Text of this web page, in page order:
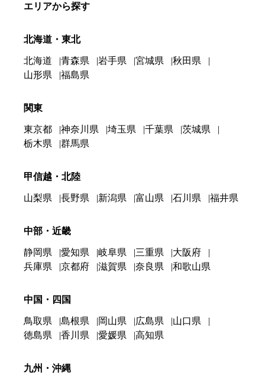
エリアから探す
北海道・東北
北海道 青森県 岩手県 宮城県
秋田県
山形県
福島県
関東
東京都 神奈川県 埼玉県 千葉県
茨城県
栃木県
群馬県
甲信越・北陸
山梨県 長野県 新潟県 富山県 石川県 福井県
中部・近畿
静岡県 愛知県 岐阜県 三重県
大阪府
兵庫県
京都府 滋賀県 奈良県 和歌山県
中国・四国
鳥取県 島根県 岡山県 広島県
山口県
徳島県
香川県 愛媛県 高知県
九州・沖縄